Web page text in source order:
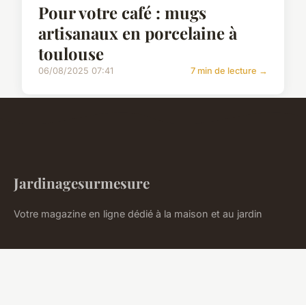
Pour votre café : mugs
artisanaux en porcelaine à
toulouse
06/08/2025 07:41 7 min de lecture →
Jardinagesurmesure
Votre magazine en ligne dédié à la maison et au jardin